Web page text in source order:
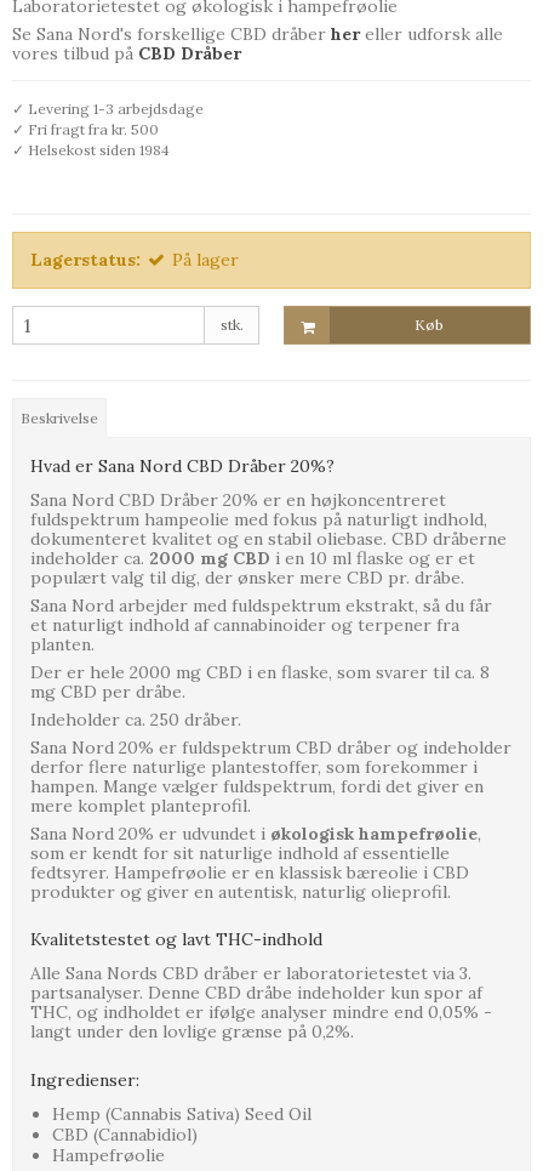
Laboratorietestet og økologisk i hampefrøolie
Se Sana Nord's forskellige CBD dråber hereller udforsk alle
vores tilbud på CBD Dråber
✓ Levering 1-3 arbejdsdage
✓ Fri fragt fra kr. 500
✓ Helsekost siden 1984
Lagerstatus: På lager
stk. Køb
Beskrivelse
Hvad er Sana Nord CBD Dråber 20%?
Sana Nord CBD Dråber 20% er en højkoncentreret
fuldspektrum hampeolie med fokus på naturligt indhold,
dokumenteret kvalitet og en stabil oliebase. CBD dråberne
indeholder ca. 2000 mg CBD i en 10 ml flaske og er et
populært valg til dig, der ønsker mere CBD pr. dråbe.
Sana Nord arbejder med fuldspektrum ekstrakt, så du får
et naturligt indhold af cannabinoider og terpener fra
planten.
Der er hele 2000 mg CBD i en flaske, som svarer til ca. 8
mg CBD per dråbe.
Indeholder ca. 250 dråber.
Sana Nord 20% er fuldspektrum CBD dråber og indeholder
derfor flere naturlige plantestoffer, som forekommer i
hampen. Mange vælger fuldspektrum, fordi det giver en
mere komplet planteprofil.
Sana Nord 20% er udvundet i økologisk hampefrøolie,
som er kendt for sit naturlige indhold af essentielle
fedtsyrer. Hampefrøolie er en klassisk bæreolie i CBD
produkter og giver en autentisk, naturlig olieprofil.
Kvalitetstestet og lavt THC-indhold
Alle Sana Nords CBD dråber er laboratorietestet via 3.
partsanalyser. Denne CBD dråbe indeholder kun spor af
THC, og indholdet er ifølge analyser mindre end 0,05% -
langt under den lovlige grænse på 0,2%.
Ingredienser:
Hemp (Cannabis Sativa) Seed Oil
CBD (Cannabidiol)
Hampefrøolie